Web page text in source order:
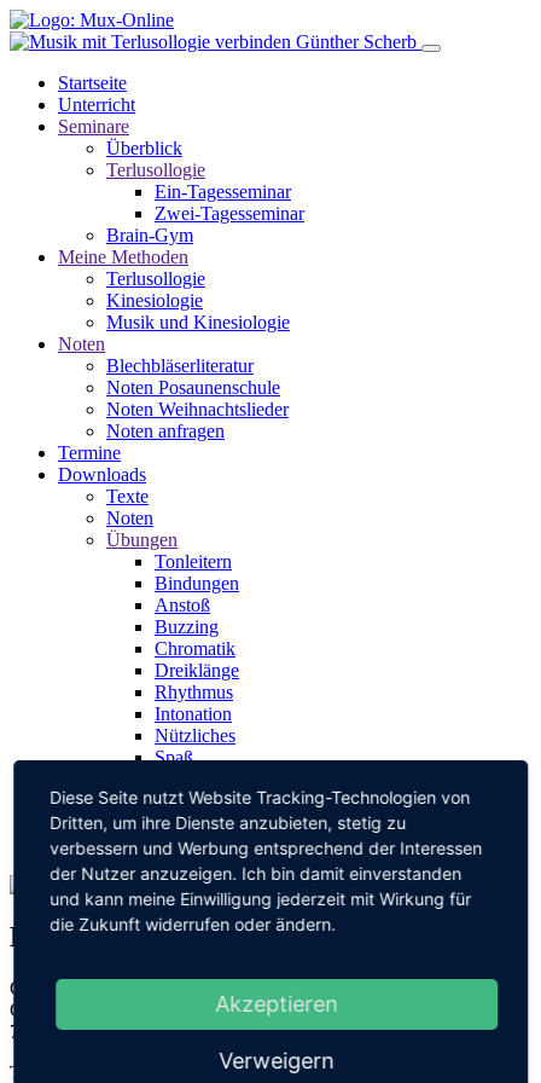
Direkt
zum
Main
navigation
Startseite
Unterricht
Seminare
Überblick
Terlusollogie
Ein-Tagesseminar
Zwei-Tagesseminar
Brain-Gym
Meine Methoden
Terlusollogie
Kinesiologie
Musik und Kinesiologie
Noten
Blechbläserliteratur
Noten Posaunenschule
Noten Weihnachtslieder
Noten anfragen
Termine
Downloads
Texte
Noten
Übungen
Tonleitern
Bindungen
Anstoß
Buzzing
Chromatik
Dreiklänge
Rhythmus
Intonation
Nützliches
Spaß
Über mich
Kontakt
Links
Kontakt
Günther Scherb
Grabenstr. 6
76676 Graben-Neudorf
Tel.:
Diese Seite nutzt Website Tracking-Technologien von
Dritten, um ihre Dienste anzubieten, stetig zu
verbessern und Werbung entsprechend der Interessen
der Nutzer anzuzeigen. Ich bin damit einverstanden
und kann meine Einwilligung jederzeit mit Wirkung für
die Zukunft widerrufen oder ändern.
Akzeptieren
Verweigern